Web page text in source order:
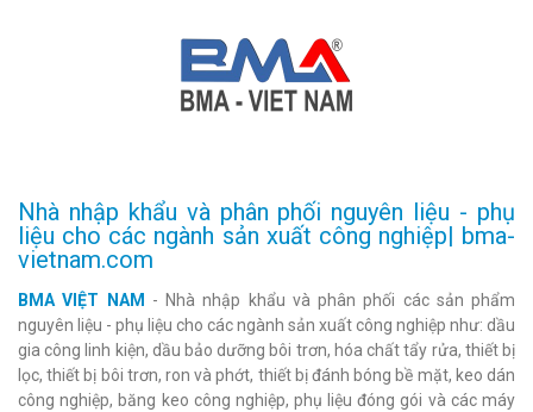
Nhà nhập khẩu và phân phối nguyên liệu - phụ
liệu cho các ngành sản xuất công nghiệp| bma-
vietnam.com
BMA VIỆT NAM
- Nhà nhập khẩu và phân phối các sản phẩm
nguyên liệu - phụ liệu cho các ngành sản xuất công nghiệp như: dầu
gia công linh kiện, dầu bảo dưỡng bôi trơn, hóa chất tẩy rửa, thiết bị
lọc, thiết bị bôi trơn, ron và phớt, thiết bị đánh bóng bề mặt, keo dán
công nghiệp, băng keo công nghiệp, phụ liệu đóng gói và các máy